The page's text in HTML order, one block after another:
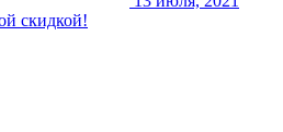
скидкой!